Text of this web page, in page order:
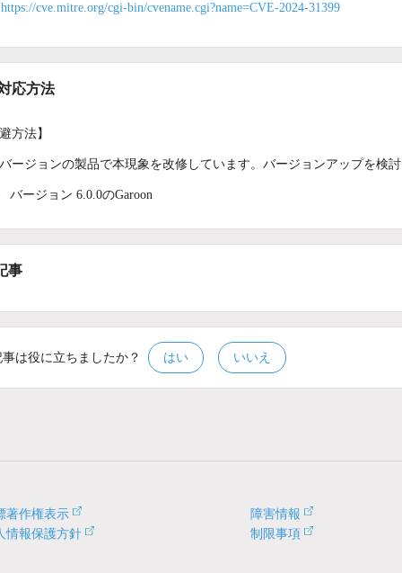
https://cve.mitre.org/cgi-bin/cvename.cgi?name=CVE-2024-31399
応方法
方法】
ージョンの製品で本現象を改修しています。バージョンアップを検
バージョン 6.0.0のGaroon
事
事は役に立ちましたか？ はい いいえ
著作権表示
情報保護方針
障害情報
制限事項